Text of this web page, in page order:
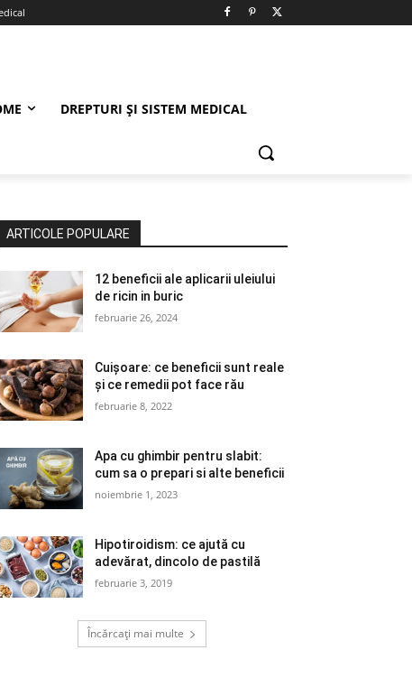
DREPTURI ȘI SISTEM MEDICAL
ARTICOLE POPULARE
12 beneficii ale aplicarii uleiului
de ricin in buric
februarie 26, 2024
Cuișoare: ce beneficii sunt reale
și ce remedii pot face rău
februarie 8, 2022
Apa cu ghimbir pentru slabit:
cum sa o prepari si alte beneficii
noiembrie 1, 2023
Hipotiroidism: ce ajută cu
adevărat, dincolo de pastilă
februarie 3, 2019
Încărcați mai multe